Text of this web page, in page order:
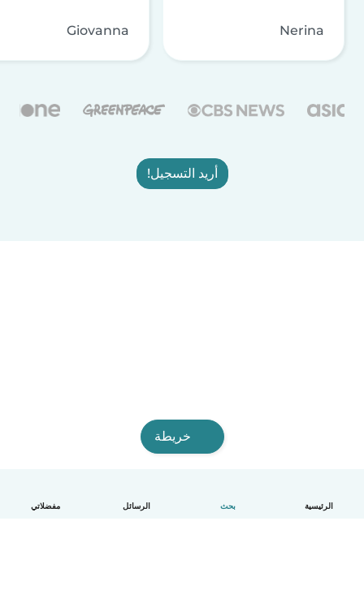
الرئيسية بحث الرسائل مفضلاتي
Nerina
Giovanna
أريد التسجيل!
خريطة